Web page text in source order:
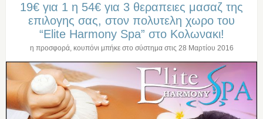
19€ για 1 η 54€ για 3 θεραπειες μασαζ της
επιλογης σας, στον πολυτελη χωρο του
“Elite Harmony Spa” στο Κολωνακι!
η προσφορά, κουπόνι μπήκε στο σύστημα στις 28 Μαρτίου 2016